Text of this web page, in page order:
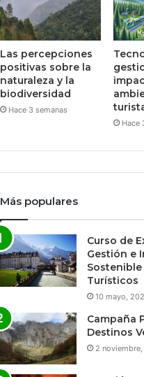
Las percepciones
positivas sobre la
naturaleza y la
biodiversidad
Hace 3 semanas
Hace
Más populares
Curso de
Gestión e
Turísticos
10 mayo,
Campaña
Destinos
2